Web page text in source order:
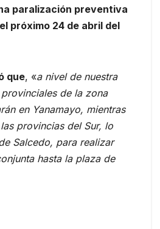
paralización preventiva
próximo 24 de abril del
que, «a nivel de nuestra
de la zona
en Yanamayo, mientras
provincias del Sur, lo
Salcedo, para realizar
hasta la plaza de